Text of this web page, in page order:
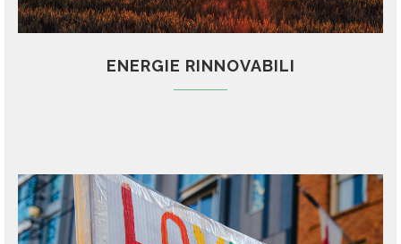
ENERGIE RINNOVABILI